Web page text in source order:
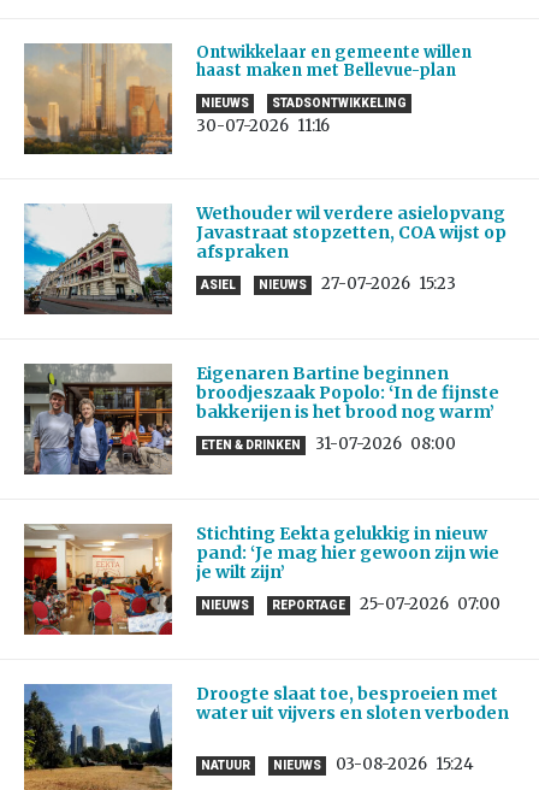
Ontwikkelaar en gemeente willen
haast maken met Bellevue-plan
NIEUWS STADSONTWIKKELING
30-07-2026 11:16
Wethouder wil verdere asielopvang
Javastraat stopzetten, COA wijst op
afspraken
ASIEL NIEUWS 27-07-2026 15:23
Eigenaren Bartine beginnen
broodjeszaak Popolo: ‘In de fijnste
bakkerijen is het brood nog warm’
ETEN & DRINKEN 31-07-2026 08:00
Stichting Eekta gelukkig in nieuw
pand: ‘Je mag hier gewoon zijn wie
je wilt zijn’
NIEUWS REPORTAGE 25-07-2026 07:00
Droogte slaat toe, besproeien met
water uit vijvers en sloten verboden
NATUUR NIEUWS 03-08-2026 15:24